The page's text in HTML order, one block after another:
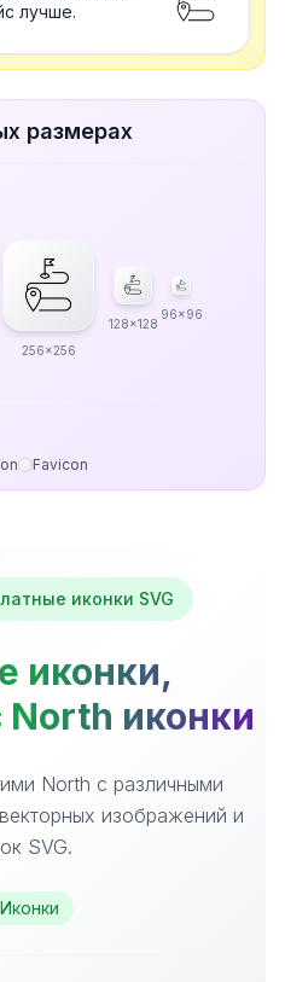
лучше.
размерах
256x256
128x128
96x96
Favicon
иконки SVG
иконки,
North иконки
North с различными
изображений и
SVG.